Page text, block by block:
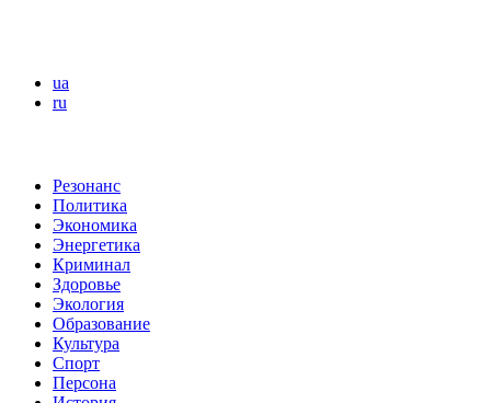
ua
ru
Резонанс
Политика
Экономика
Энергетика
Криминал
Здоровье
Экология
Образование
Культура
Спорт
Персона